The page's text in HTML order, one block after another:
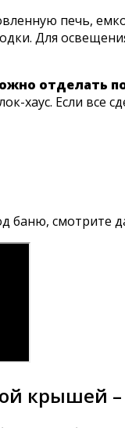
печь,
Для
отделать
хаус. Если все
баню, смотрите
крышей